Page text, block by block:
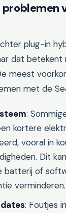
problemen
plug-in
dat betekent
meest
met de
:
kortere
vooral in
Dit
batterij of
verminderen.
: Foutjes